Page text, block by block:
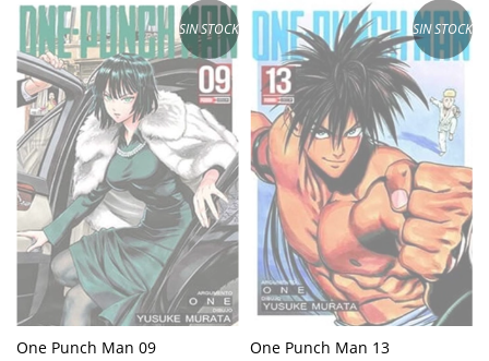
SIN STOCK
One Punch Man 09
SIN STOCK
One Punch Man 13